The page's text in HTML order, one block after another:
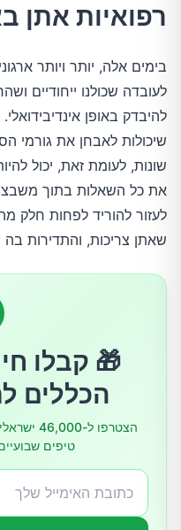
3.בדיקת סרטן השד
5.פרופיל שומנים
6.בדיקת הפטיטיס C
7.בדיקות סוכר בדם
רפואיות אתן
בימים אלה, יותר ויותר
לעובדה שכולנו ייחודיים
להיבדק באופן
שיכולות לאבחן את גורמי
שונות, לעומת זאת, יכול
לעזור להוריד לפחות חלק
שאתן צריכות, והתדירות בה
הכללים
הצטרפו
טיפים